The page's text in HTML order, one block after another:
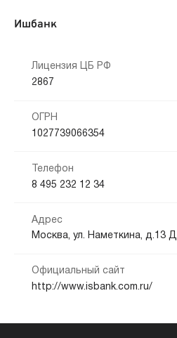
Ишбанк
Лицензия ЦБ РФ
2867
ОГРН
1027739066354
Телефон
8 495 232 12 34
Адрес
Москва, ул. Наметкина, д.13 Д
Официальный сайт
http://www.isbank.com.ru/